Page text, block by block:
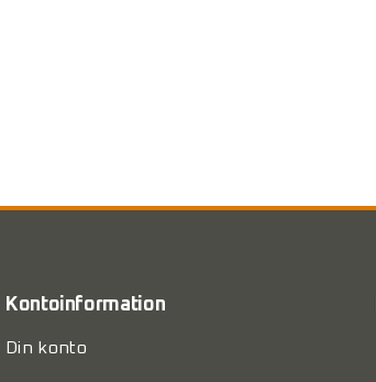
Kontoinformation
Din konto